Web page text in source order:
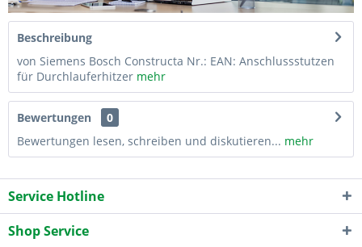
Beschreibung
von Siemens Bosch Constructa Nr.: EAN: Anschlussstutzen
für Durchlauferhitzer mehr
Bewertungen
0
Bewertungen lesen, schreiben und diskutieren... mehr
Service Hotline
Shop Service